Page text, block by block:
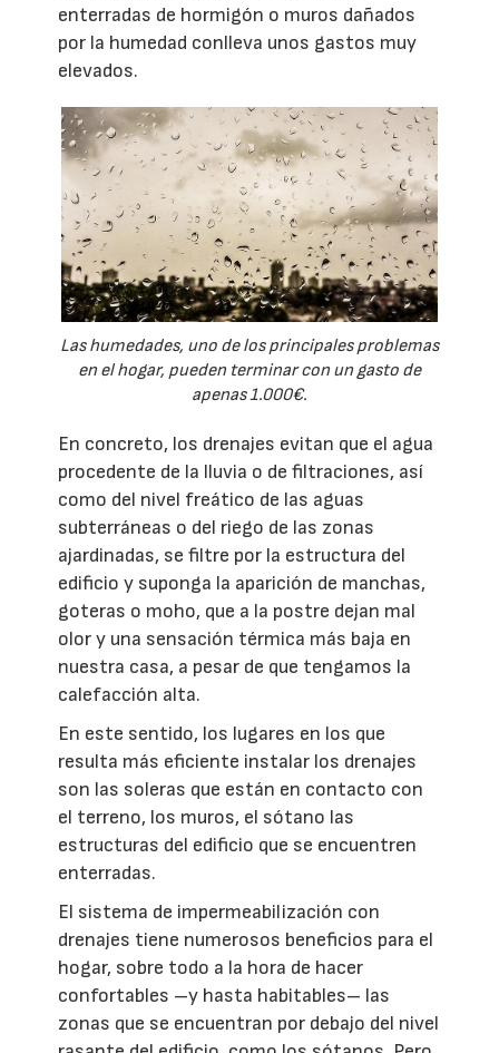
enterradas de hormigón o muros dañados
por la humedad conlleva unos gastos muy
elevados.
Las humedades, uno de los principales problemas
en el hogar, pueden terminar con un gasto de
apenas 1.000€.
En concreto, los drenajes evitan que el agua
procedente de la lluvia o de filtraciones, así
como del nivel freático de las aguas
subterráneas o del riego de las zonas
ajardinadas, se filtre por la estructura del
edificio y suponga la aparición de manchas,
goteras o moho, que a la postre dejan mal
olor y una sensación térmica más baja en
nuestra casa, a pesar de que tengamos la
calefacción alta.
En este sentido, los lugares en los que
resulta más eficiente instalar los drenajes
son las soleras que están en contacto con
el terreno, los muros, el sótano las
estructuras del edificio que se encuentren
enterradas.
El sistema de impermeabilización con
drenajes tiene numerosos beneficios para el
hogar, sobre todo a la hora de hacer
confortables –y hasta habitables– las
zonas que se encuentran por debajo del nivel